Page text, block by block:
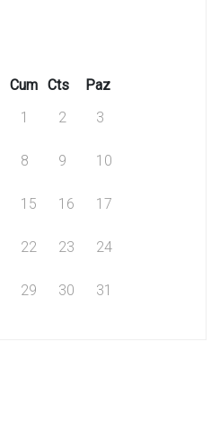
Cum Cts
Paz
1
2 3
8 9 10
15 16 17
22 23 24
29 30 31